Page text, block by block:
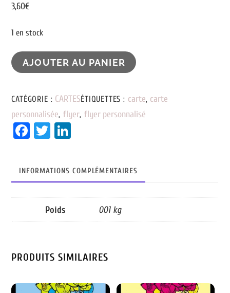
3,60€
1 en stock
QUANTITÉ
DE
LA
PLUIE
AJOUTER AU PANIER
CATÉGORIE : CARTESÉTIQUETTES : carte, carte
personnalisée,flyer, flyer personnalisé
Fa
bo
ok
T
tt
er
ed
In
INFORMATIONS COMPLÉMENTAIRES
Poids 001 kg
PRODUITS SIMILAIRES